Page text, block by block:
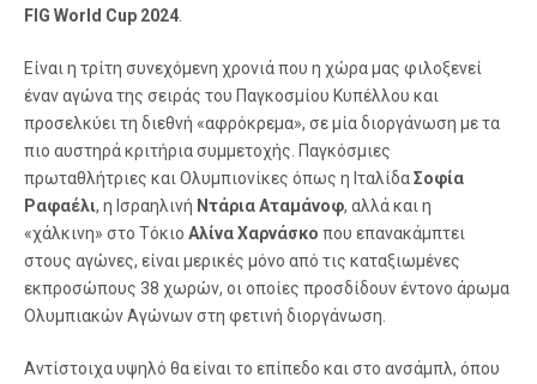
FIG World Cup 2024
Είναι η τρίτη συνεχόμενη χρονιά που η χώρα μας φιλοξενεί
έναν αγώνα της σειράς του Παγκοσμίου Κυπέλλου και
προσελκύει τη διεθνή «αφρόκρεμα», σε μία διοργάνωση με τα
πιο αυστηρά κριτήρια συμμετοχής. Παγκόσμιες
πρωταθλήτριες και Ολυμπιονίκες όπως η ΙταλίδαΣοφία
Ραφαέλι, η Ισραηλινή Ντάρια Αταμάνοφ, αλλά και η
«χάλκινη» στο Τόκιο Αλίνα Χαρνάσκο που επανακάμπτει
στους αγώνες, είναι μερικές μόνο από τις καταξιωμένες
εκπροσώπους 38 χωρών, οι οποίες προσδίδουν έντονο άρωμα
Ολυμπιακών Αγώνων στη φετινή διοργάνωση.
Αντίστοιχα υψηλό θα είναι το επίπεδο και στο ανσάμπλ, όπου